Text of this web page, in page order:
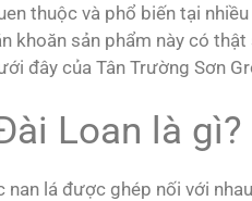
thuộc và phổ biến tại
khoăn sản phẩm này có
đây của Tân Trường Sơn
Loan là gì?
lá được ghép nối với